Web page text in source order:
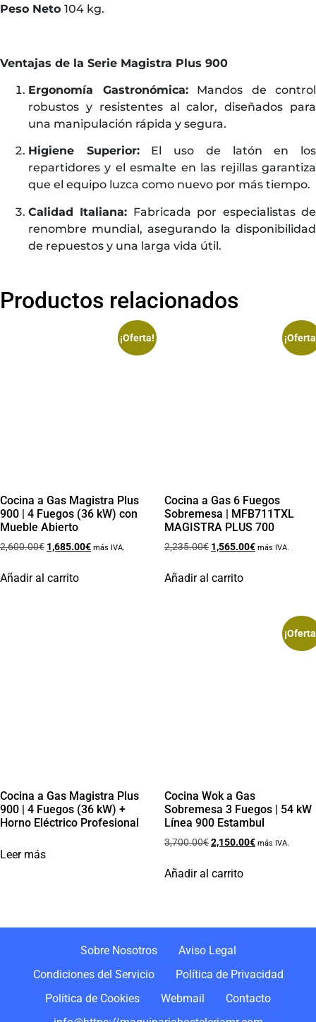
Peso Neto 104 kg.
Ventajas de la Serie Magistra Plus 900
Ergonomía Gastronómica:Mandos de control
robustos y resistentes al calor, diseñados para
una manipulación rápida y segura.
Higiene Superior:El uso de latón en los
repartidores y el esmalte en las rejillas garantiza
que el equipo luzca como nuevo por más tiempo.
Calidad Italiana: Fabricada por especialistas de
renombre mundial, asegurando la disponibilidad
de repuestos y una larga vida útil.
Productos relacionados
¡Oferta!
Cocina a Gas Magistra Plus
900 | 4 Fuegos (36 kW) con
Mueble Abierto
2,600.00€ 1,685.00€ más IVA.
Añadir al carrito
Cocina a Gas 6 Fuegos
Sobremesa | MFB711TXL
MAGISTRA PLUS 700
2,235.00€ 1,565.00€ más IVA.
Añadir al carrito
Cocina a Gas Magistra Plus
900 | 4 Fuegos (36 kW) +
Horno Eléctrico Profesional
Leer más
Cocina Wok a Gas
Sobremesa 3 Fuegos | 54 kW
Línea 900 Estambul
3,700.00€2,150.00€ más IVA.
Añadir al carrito
Sobre Nosotros
Aviso Legal
Condiciones del Servicio
Política de Privacidad
Política de Cookies
Webmail
Contacto